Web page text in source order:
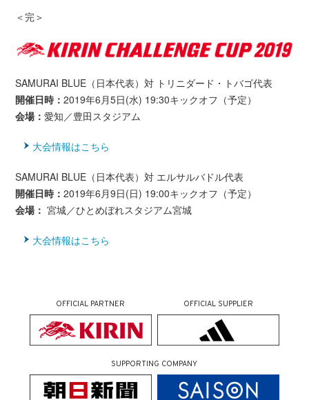
＜完＞
SAMURAI BLUE（日本代表）対 トリニダード・トバゴ代表
開催日時：2019年6月5日(水) 19:30キックオフ（予定）
会場：愛知／豊田スタジアム
大会情報はこちら
SAMURAI BLUE（日本代表）対 エルサルバドル代表
開催日時：2019年6月9日(日) 19:00キックオフ（予定）
会場： 宮城／ひとめぼれスタジアム宮城
大会情報はこちら
OFFICIAL PARTNER OFFICIAL SUPPLIER
SUPPORTING COMPANY